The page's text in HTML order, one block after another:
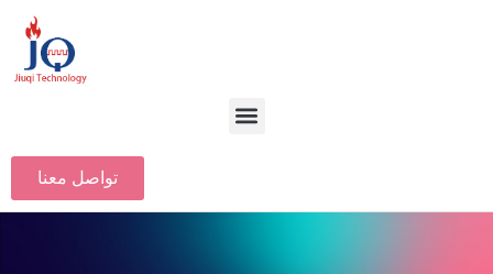
تواصل معنا